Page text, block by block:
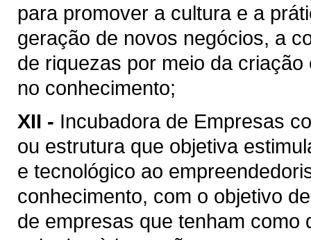
para promover a cultura e a
geração de novos negócios, a
de riquezas por meio da
no conhecimento;
XII - Incubadora de Empresas
ou estrutura que objetiva
e tecnológico ao
conhecimento, com o objetivo
de empresas que tenham como